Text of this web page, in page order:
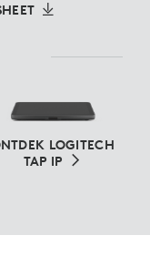
LOGITECH
TAP IP